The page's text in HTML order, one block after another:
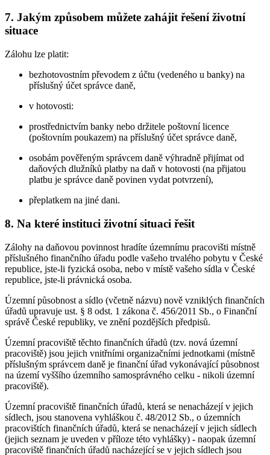
7. Jakým způsobem můžete zahájit řešení životní
situace
Zálohu lze platit:
bezhotovostním převodem z účtu (vedeného u banky) na
příslušný účet správce daně,
v hotovosti:
prostřednictvím banky nebo držitele poštovní licence
(poštovním poukazem) na příslušný účet správce daně,
osobám pověřeným správcem daně výhradně přijímat od
daňových dlužníků platby na daň v hotovosti (na přijatou
platbu je správce daně povinen vydat potvrzení),
přeplatkem na jiné dani.
8. Na které instituci životní situaci řešit
Zálohy na daňovou povinnost hradíte územnímu pracovišti místně
příslušného finančního úřadu podle vašeho trvalého pobytu v České
republice, jste-li fyzická osoba, nebo v místě vašeho sídla v České
republice, jste-li právnická osoba.
Územní působnost a sídlo (včetně názvu) nově vzniklých finančních
úřadů upravuje ust. § 8 odst. 1 zákona č. 456/2011 Sb., o Finanční
správě České republiky, ve znění pozdějších předpisů.
Územní pracoviště těchto finančních úřadů (tzv. nová územní
pracoviště) jsou jejich vnitřními organizačními jednotkami (místně
příslušným správcem daně je finanční úřad vykonávající působnost
na území vyššího územního samosprávného celku - nikoli územní
pracoviště).
Územní pracoviště finančních úřadů, která se nenacházejí v jejich
sídlech, jsou stanovena vyhláškou č. 48/2012 Sb., o územních
pracovištích finančních úřadů, která se nenacházejí v jejich sídlech
(jejich seznam je uveden v příloze této vyhlášky) - naopak územní
pracoviště finančních úřadů nacházející se v jejich sídlech jsou